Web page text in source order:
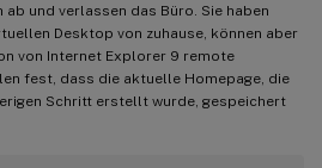
ab und verlassen das Büro. Sie haben
Desktop von zuhause, können aber
von Internet Explorer 9 remote
fest, dass die aktuelle Homepage, die
Schritt erstellt wurde, gespeichert